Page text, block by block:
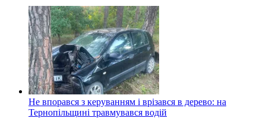
Не впорався з керуванням і врізався в дерево: на
Тернопільщині травмувався водій